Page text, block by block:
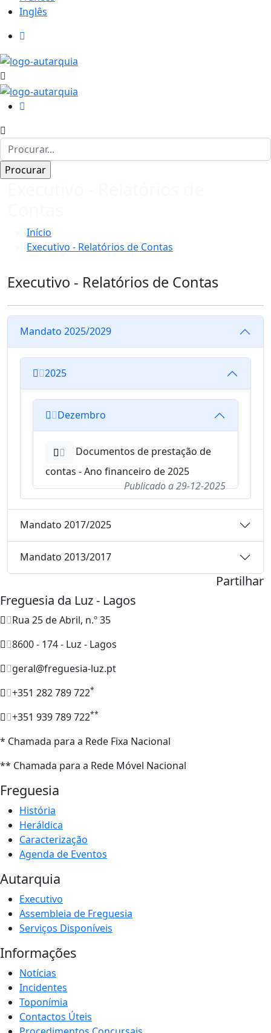
Inglês
Início
Executivo - Relatórios de Contas
Executivo - Relatórios de Contas
Mandato 2025/2029
2025
Dezembro
Documentos de prestação de
contas - Ano financeiro de 2025
Publicado a29-12-2025
Mandato 2017/2025
Mandato 2013/2017
Partilhar
Freguesia da Luz - Lagos
Rua 25 de Abril, n.º 35
8600 - 174 - Luz - Lagos
geral@freguesia-luz.pt
+351 282 789 722*
+351 939 789 722**
* Chamada para a Rede Fixa Nacional
** Chamada para a Rede Móvel Nacional
Freguesia
História
Heráldica
Caracterização
Agenda de Eventos
Autarquia
Executivo
Assembleia de Freguesia
Serviços Disponíveis
Informações
Notícias
Incidentes
Toponímia
Contactos Úteis